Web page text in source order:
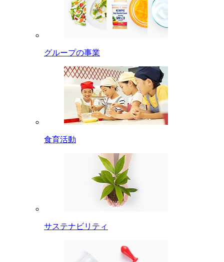
グループの事業
食育活動
サステナビリティ